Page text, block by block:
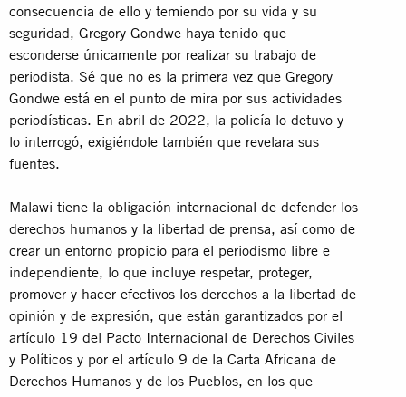
consecuencia de ello y temiendo por su vida y su
seguridad, Gregory Gondwe haya tenido que
esconderse únicamente por realizar su trabajo de
periodista. Sé que no es la primera vez que Gregory
Gondwe está en el punto de mira por sus actividades
periodísticas. En abril de 2022, la policía lo detuvo y
lo interrogó, exigiéndole también que revelara sus
fuentes.
Malawi tiene la obligación internacional de defender los
derechos humanos y la libertad de prensa, así como de
crear un entorno propicio para el periodismo libre e
independiente, lo que incluye respetar, proteger,
promover y hacer efectivos los derechos a la libertad de
opinión y de expresión, que están garantizados por el
artículo 19 del Pacto Internacional de Derechos Civiles
y Políticos y por el artículo 9 de la Carta Africana de
Derechos Humanos y de los Pueblos, en los que